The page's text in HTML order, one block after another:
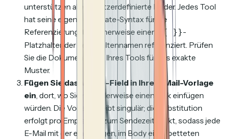
unterstützen alle benutzerdefinierte Felder. Jedes Tool
hat seine eigene Template-Syntax für die
Referenzierung, typischerweise einen
{{ }}-
Platzhalter, der den Spaltennamen referenziert. Prüfen
Sie die Dokumentation Ihres Tools für das exakte
Muster.
Fügen Sie das Merge-Field in Ihre E-Mail-Vorlage
ein, dort, wo Sie normalerweise einen Link einfügen
würden. Die Vorlage bleibt singulär; die Substitution
erfolgt pro Empfänger zum Sendezeitpunkt, sodass jede
E-Mail mit der eindeutigen, im Body eingebetteten